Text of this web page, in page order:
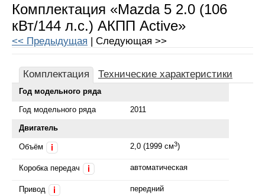
Комплектация «Mazda 5 2.0 (106
кВт/144 л.с.) АКПП Active»
<< Предыдущая | Следующая >>
Комплектация Технические характеристики
Год модельного ряда
Год модельного ряда 2011
Двигатель
Объём 2,0 (1999 см3)
Коробка передач автоматическая
Привод передний